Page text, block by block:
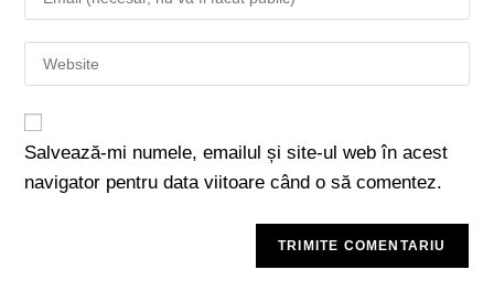
Salvează-mi numele, emailul și site-ul web în acest
navigator pentru data viitoare când o să comentez.